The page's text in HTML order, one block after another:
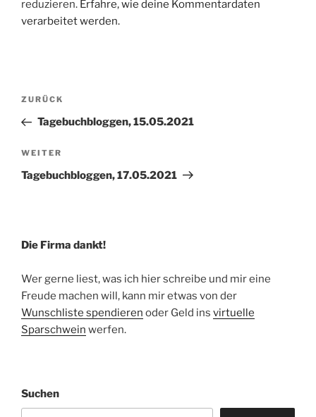
reduzieren. Erfahre, wie deine Kommentardaten
verarbeitet werden.
Beitragsnavigation
Vorheriger
Beitrag
ZURÜCK
Tagebuchbloggen, 15.05.2021
Nächster
Beitrag
WEITER
Tagebuchbloggen, 17.05.2021
Die Firma dankt!
Wer gerne liest, was ich hier schreibe und mir eine
Freude machen will, kann mir etwas von der
Wunschliste spendieren oder Geld ins virtuelle
Sparschwein werfen.
Suchen